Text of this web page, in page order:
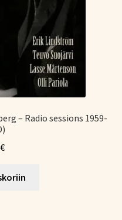
– Radio sessions 1959-
€